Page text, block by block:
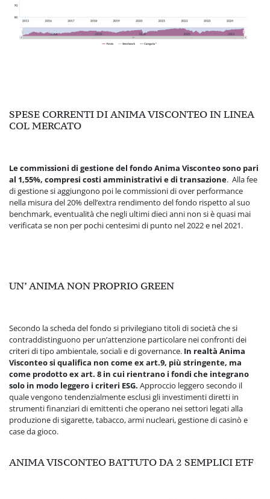
SPESE CORRENTI DI ANIMA VISCONTEO IN LINEA
COL MERCATO
Le commissioni di gestione del fondo Anima Visconteo sono pari
al 1,55%, compresi costi amministrativi e di transazione. Alla fee
di gestione si aggiungono poi le commissioni di over performance
nella misura del 20% dell’extra rendimento del fondo rispetto al suo
benchmark, eventualità che negli ultimi dieci anni non si è quasi mai
verificata se non per pochi centesimi di punto nel 2022 e nel 2021.
UN’ ANIMA NON PROPRIO GREEN
Secondo la scheda del fondo si privilegiano titoli di società che si
contraddistinguono per un’attenzione particolare nei confronti dei
criteri di tipo ambientale, sociali e di governance. In realtà Anima
Visconteo si qualifica non come ex art.9, più stringente, ma
come prodotto ex art. 8 in cui rientrano i fondi che integrano
solo in modo leggero i criteri ESG. Approccio leggero secondo il
quale vengono tendenzialmente esclusi gli investimenti diretti in
strumenti finanziari di emittenti che operano nei settori legati alla
produzione di sigarette, tabacco, armi nucleari, gestione di casinò e
case da gioco.
ANIMA VISCONTEO BATTUTO DA 2 SEMPLICI ETF